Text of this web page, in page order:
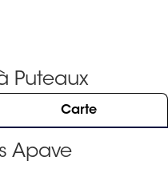
Puteaux
Carte
Apave